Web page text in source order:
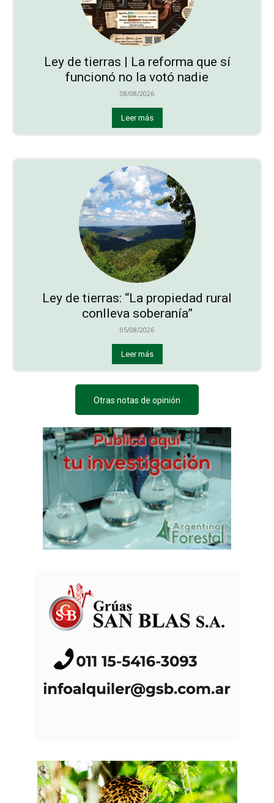
Ley de tierras | La reforma que sí
funcionó no la votó nadie
08/08/2026
Leer más
Ley de tierras: “La propiedad rural
conlleva soberanía”
05/08/2026
Leer más
Otras notas de opinión